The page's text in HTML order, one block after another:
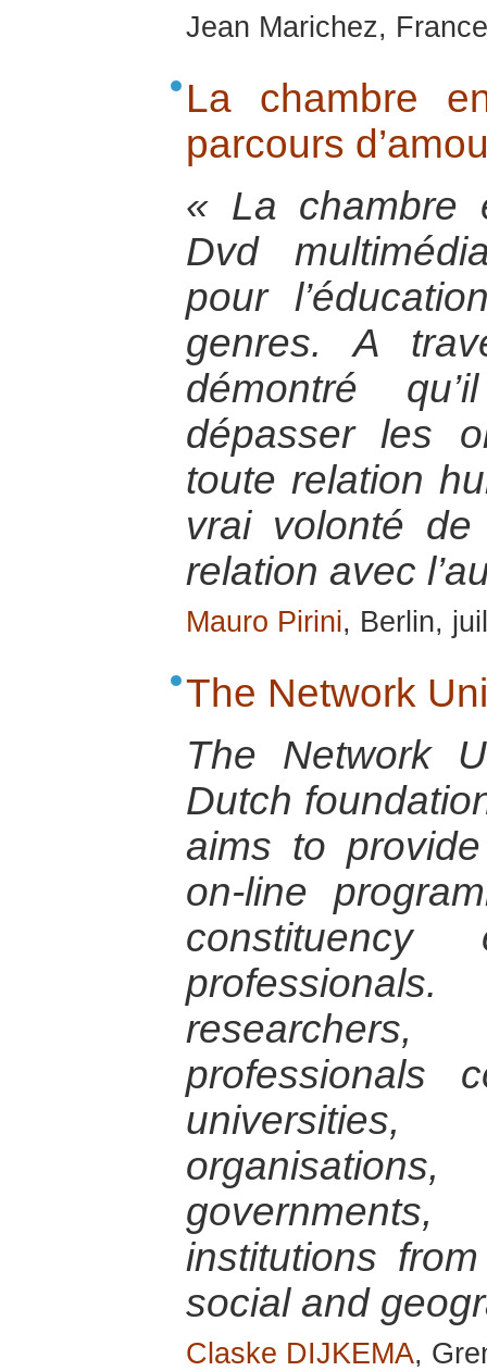
Jean Marichez,
La chambre
parcours
« La chambre
Dvd
pour
genres. A
démontré
dépasser les
toute relation
vrai volonté
relation avec
Mauro Pirini, Berlin,
The Network
The Network
Dutch
aims to
on-line
professionals
institutions
social and
Claske DIJKEMA,